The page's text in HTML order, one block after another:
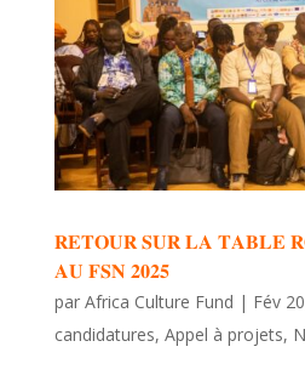
𝐑𝐄𝐓𝐎𝐔𝐑 𝐒𝐔𝐑 𝐋𝐀 𝐓𝐀𝐁𝐋𝐄
𝐀𝐔 𝐅𝐒𝐍 𝟐𝟎𝟐𝟓
par Africa Culture Fund | Fév
candidatures, Appel à projets,